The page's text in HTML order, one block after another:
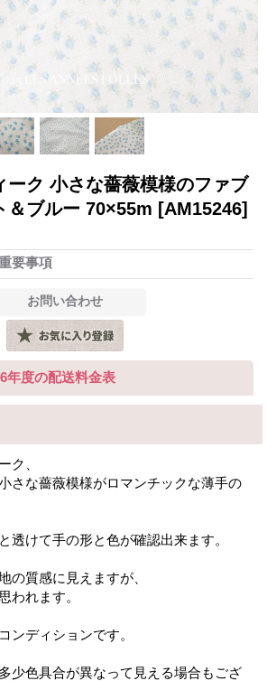
ーク 小さな薔薇模様のファブ
＆ブルー 70×55m [AM15246]
要事項
年度の配送料金表
ク、
さな薔薇模様がロマンチックな薄手の
透けて手の形と色が確認出来ます。
の質感に見えますが、
われます。
ンディションです。
少色具合が異なって見える場合もござ